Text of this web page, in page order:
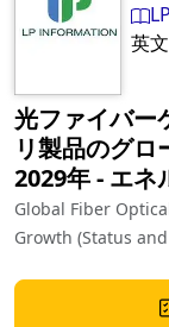
英文
光ファイバー
リ製品のグロ
2029年‐ エネ
Global Fiber
Growth (Status